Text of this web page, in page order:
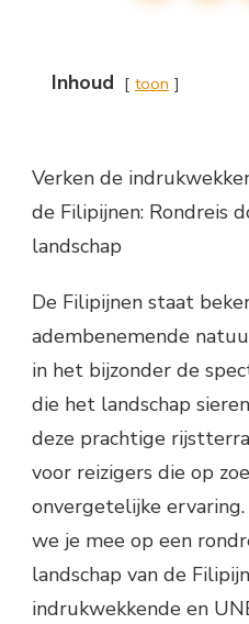
Inhoud toon
Verken de
de Filipijnen: Rondreis
landschap
De Filipijnen staat
adembenemende
in het bijzonder de
die het landschap
deze prachtige
voor reizigers die op
onvergetelijke
we je mee op een
landschap van de
indrukwekkende en